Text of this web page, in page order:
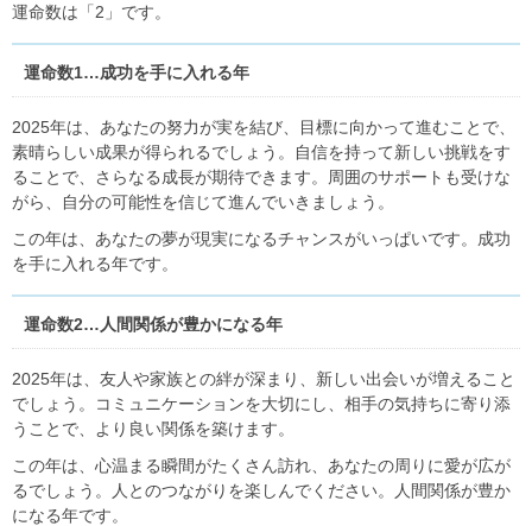
運命数は「2」です。
運命数1…成功を手に入れる年
2025年は、あなたの努力が実を結び、目標に向かって進むことで、
素晴らしい成果が得られるでしょう。自信を持って新しい挑戦をす
ることで、さらなる成長が期待できます。周囲のサポートも受けな
がら、自分の可能性を信じて進んでいきましょう。
この年は、あなたの夢が現実になるチャンスがいっぱいです。成功
を手に入れる年です。
運命数2…人間関係が豊かになる年
2025年は、友人や家族との絆が深まり、新しい出会いが増えること
でしょう。コミュニケーションを大切にし、相手の気持ちに寄り添
うことで、より良い関係を築けます。
この年は、心温まる瞬間がたくさん訪れ、あなたの周りに愛が広が
るでしょう。人とのつながりを楽しんでください。人間関係が豊か
になる年です。